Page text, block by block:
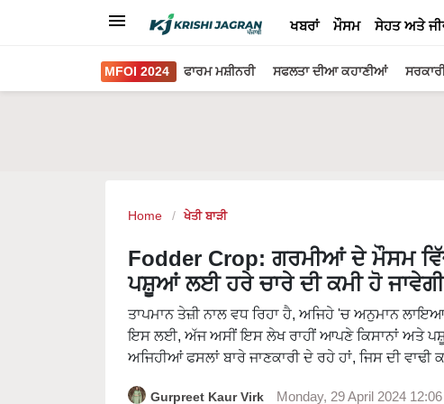
ਖਬਰਾਂ ਮੌਸਮ ਸੇਹਤ ਅਤੇ
MFOI 2024 ਫਾਰਮ ਮਸ਼ੀਨਰੀ ਸਫਲਤਾ ਦੀਆ ਕਹਾਣੀਆਂ
Home ਖੇਤੀ ਬਾੜੀ
Fodder Crop: ਗਰਮੀਆਂ ਦੇ ਮੌਸਮ
ਪਸ਼ੂਆਂ ਲਈ ਹਰੇ ਚਾਰੇ ਦੀ ਕਮੀ ਹੋ
ਤਾਪਮਾਨ ਤੇਜ਼ੀ ਨਾਲ ਵਧ ਰਿਹਾ ਹੈ, ਅਜਿਹੇ 'ਚ ਅਨੁਮਾਨ
ਇਸ ਲਈ, ਅੱਜ ਅਸੀਂ ਇਸ ਲੇਖ ਰਾਹੀਂ ਆਪਣੇ ਕਿਸਾਨਾਂ ਅਤੇ
ਅਜਿਹੀਆਂ ਫਸਲਾਂ ਬਾਰੇ ਜਾਣਕਾਰੀ ਦੇ ਰਹੇ ਹਾਂ, ਜਿਸ ਦੀ ਵਾਢੀ
Gurpreet Kaur Virk Monday, 29 April 2024 12:06